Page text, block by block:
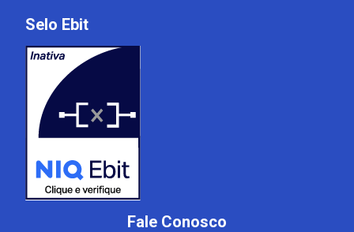
Selo Ebit
Fale Conosco